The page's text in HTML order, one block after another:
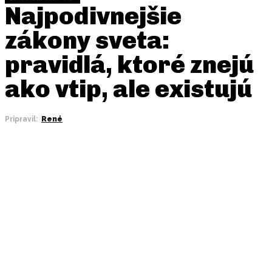
Najpodivnejšie
zákony sveta:
pravidlá, ktoré znejú
ako vtip, ale existujú
Pripravil: René